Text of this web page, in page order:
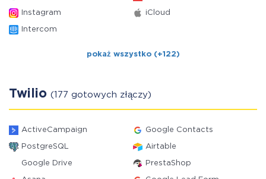
Instagram iCloud
Intercom
pokaż wszystko (+122)
Twilio (177 gotowych złączy)
ActiveCampaign Google Contacts
PostgreSQL Airtable
Google Drive PrestaShop